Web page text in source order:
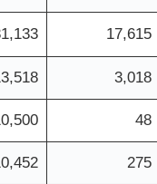
17,615
3,018
48
275